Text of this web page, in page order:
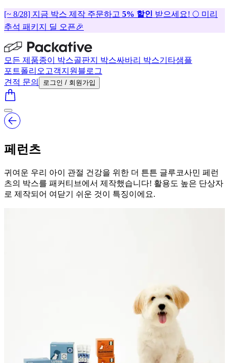
[~ 8/28] 지금 박스 제작 주문하고 5% 할인 받으세요! 🌕 미리
추석 패키지 딜 오픈🎉
모든 제품종이 박스골판지 박스싸바리 박스기타샘플
포트폴리오 고객지원 블로그
견적 문의
로그인 / 회원가입
페런츠
귀여운 우리 아이 관절 건강을 위한 더 튼튼 글루코사민 페런
츠의 박스를 패커티브에서 제작했습니다! 활용도 높은 단상자
로 제작되어 여닫기 쉬운 것이 특징이에요.